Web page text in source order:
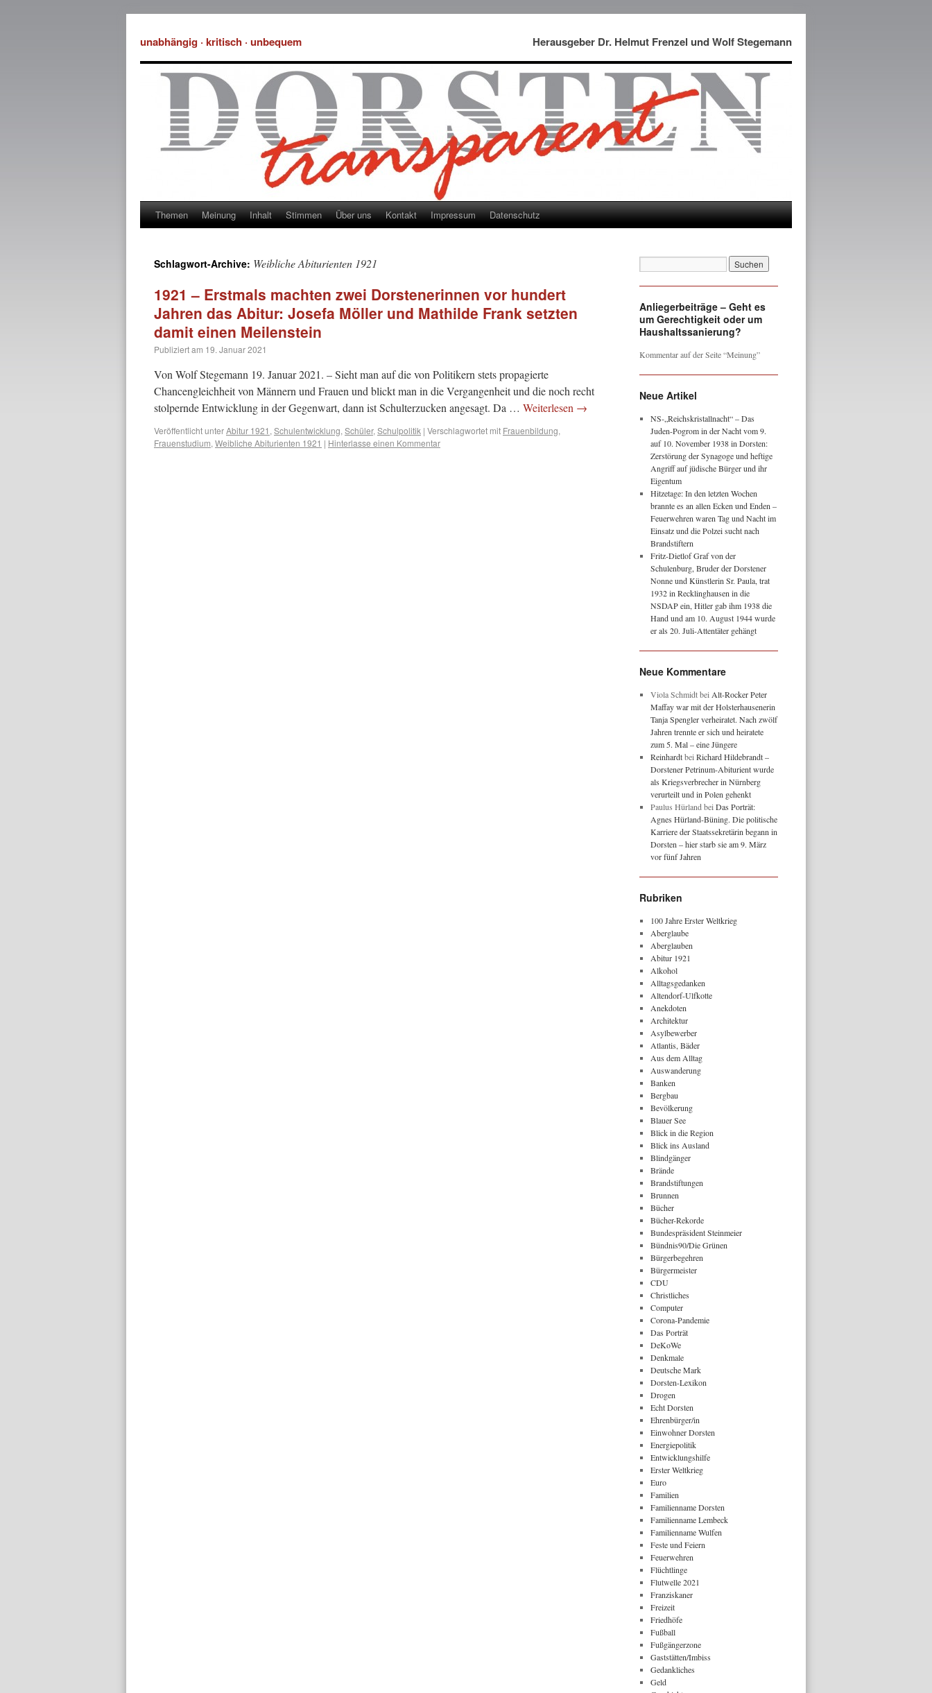
unabhängig · kritisch · unbequem Herausgeber Dr. Helmut Frenzel und Wolf Stegemann
Themen Meinung Inhalt Stimmen Über uns Kontakt Impressum Datenschutz
Schlagwort-Archive: Weibliche Abiturienten 1921
1921 – Erstmals machten zwei Dorstenerinnen vor hundert
Jahren das Abitur: Josefa Möller und Mathilde Frank setzten
damit einen Meilenstein
Publiziert am 19. Januar 2021
Von Wolf Stegemann 19. Januar 2021. – Sieht man auf die von Politikern stets propagierte
Chancengleichheit von Männern und Frauen und blickt man in die Vergangenheit und die noch recht
stolpernde Entwicklung in der Gegenwart, dann ist Schulterzucken angesagt. Da … Weiterlesen →
Veröffentlicht unterAbitur 1921 , Schulentwicklung, Schüler, Schulpolitik | Verschlagwortet mit Frauenbildung,
Frauenstudium, Weibliche Abiturienten 1921 | Hinterlasse einen Kommentar
Anliegerbeiträge – Geht es
um Gerechtigkeit oder um
Haushaltssanierung?
Kommentar auf der Seite “Meinung”
Neue Artikel
NS-„Reichskristallnacht“ – Das
Juden-Pogrom in der Nacht vom 9.
auf 10. November 1938 in Dorsten:
Zerstörung der Synagoge und heftige
Angriff auf jüdische Bürger und ihr
Eigentum
Hitzetage: In den letzten Wochen
brannte es an allen Ecken und Enden –
Feuerwehren waren Tag und Nacht im
Einsatz und die Polzei sucht nach
Brandstiftern
Fritz-Dietlof Graf von der
Schulenburg, Bruder der Dorstener
Nonne und Künstlerin Sr. Paula, trat
1932 in Recklinghausen in die
NSDAP ein, Hitler gab ihm 1938 die
Hand und am 10. August 1944 wurde
er als 20. Juli-Attentäter gehängt
Neue Kommentare
Viola Schmidtbei Alt-Rocker Peter
Maffay war mit der Holsterhausenerin
Tanja Spengler verheiratet. Nach zwölf
Jahren trennte er sich und heiratete
zum 5. Mal – eine Jüngere
Reinhardtbei Richard Hildebrandt –
Dorstener Petrinum-Abiturient wurde
als Kriegsverbrecher in Nürnberg
verurteilt und in Polen gehenkt
Paulus Hürland bei Das Porträt:
Agnes Hürland-Büning. Die politische
Karriere der Staatssekretärin begann in
Dorsten – hier starb sie am 9. März
vor fünf Jahren
Rubriken
100 Jahre Erster Weltkrieg
Aberglaube
Aberglauben
Abitur 1921
Alkohol
Alltagsgedanken
Altendorf-Ulfkotte
Anekdoten
Architektur
Asylbewerber
Atlantis, Bäder
Aus dem Alltag
Auswanderung
Banken
Bergbau
Bevölkerung
Blauer See
Blick in die Region
Blick ins Ausland
Blindgänger
Brände
Brandstiftungen
Brunnen
Bücher
Bücher-Rekorde
Bundespräsident Steinmeier
Bündnis90/Die Grünen
Bürgerbegehren
Bürgermeister
CDU
Christliches
Computer
Corona-Pandemie
Das Porträt
DeKoWe
Denkmale
Deutsche Mark
Dorsten-Lexikon
Drogen
Echt Dorsten
Ehrenbürger/in
Einwohner Dorsten
Energiepolitik
Entwicklungshilfe
Erster Weltkrieg
Euro
Familien
Familienname Dorsten
Familienname Lembeck
Familienname Wulfen
Feste und Feiern
Feuerwehren
Flüchtlinge
Flutwelle 2021
Franziskaner
Freizeit
Friedhöfe
Fußball
Fußgängerzone
Gaststätten/Imbiss
Gedankliches
Geld